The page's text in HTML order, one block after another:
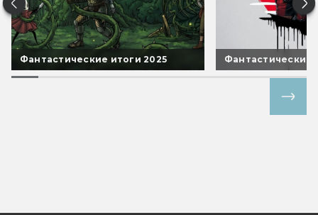
Фантастические итоги 2025 Фантастические